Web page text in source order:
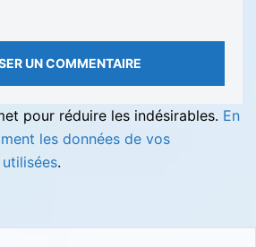
pour réduire les indésirables. En
les données de vos
.